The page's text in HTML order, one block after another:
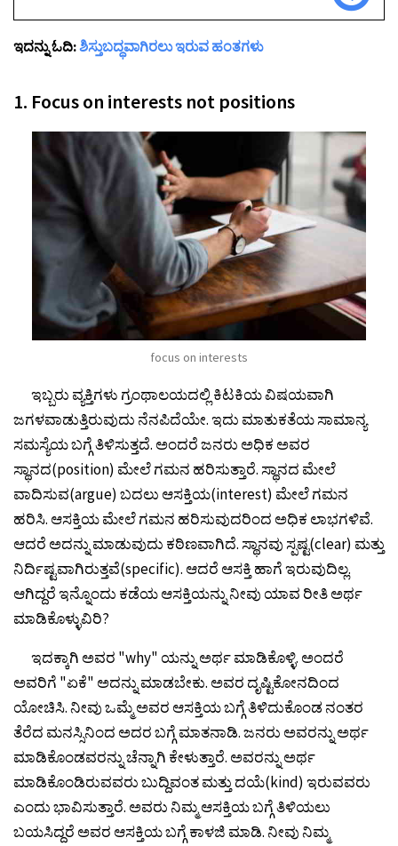
ಇದನ್ನು ಓದಿ:ಶಿಸ್ತುಬದ್ಧವಾಗಿರಲು ಇರುವ ಹಂತಗಳು
1. Focus on interests not positions
focus on interests
ಇಬ್ಬರು ವ್ಯಕ್ತಿಗಳು ಗ್ರಂಥಾಲಯದಲ್ಲಿ ಕಿಟಕಿಯ ವಿಷಯವಾಗಿ
ಜಗಳವಾಡುತ್ತಿರುವುದು ನೆನಪಿದೆಯೇ. ಇದು ಮಾತುಕತೆಯ ಸಾಮಾನ್ಯ
ಸಮಸ್ಯೆಯ ಬಗ್ಗೆ ತಿಳಿಸುತ್ತದೆ. ಅಂದರೆ ಜನರು ಅಧಿಕ ಅವರ
ಸ್ಥಾನದ(position) ಮೇಲೆ ಗಮನ ಹರಿಸುತ್ತಾರೆ. ಸ್ಥಾನದ ಮೇಲೆ
ವಾದಿಸುವ(argue) ಬದಲು ಆಸಕ್ತಿಯ(interest) ಮೇಲೆ ಗಮನ
ಹರಿಸಿ. ಆಸಕ್ತಿಯ ಮೇಲೆ ಗಮನ ಹರಿಸುವುದರಿಂದ ಅಧಿಕ ಲಾಭಗಳಿವೆ.
ಆದರೆ ಅದನ್ನು ಮಾಡುವುದು ಕಠಿಣವಾಗಿದೆ. ಸ್ಥಾನವು ಸ್ಪಷ್ಟ(clear) ಮತ್ತು
ನಿರ್ದಿಷ್ಟವಾಗಿರುತ್ತವೆ(specific). ಆದರೆ ಆಸಕ್ತಿ ಹಾಗೆ ಇರುವುದಿಲ್ಲ.
ಆಗಿದ್ದರೆ ಇನ್ನೊಂದು ಕಡೆಯ ಆಸಕ್ತಿಯನ್ನು ನೀವು ಯಾವ ರೀತಿ ಅರ್ಥ
ಮಾಡಿಕೊಳ್ಳುವಿರಿ?
ಇದಕ್ಕಾಗಿ ಅವರ "why" ಯನ್ನು ಅರ್ಥ ಮಾಡಿಕೊಳ್ಳಿ. ಅಂದರೆ
ಅವರಿಗೆ "ಏಕೆ" ಅದನ್ನು ಮಾಡಬೇಕು. ಅವರ ದೃಷ್ಟಿಕೋನದಿಂದ
ಯೋಚಿಸಿ. ನೀವು ಒಮ್ಮೆ ಅವರ ಆಸಕ್ತಿಯ ಬಗ್ಗೆ ತಿಳಿದುಕೊಂಡ ನಂತರ
ತೆರೆದ ಮನಸ್ಸಿನಿಂದ ಅದರ ಬಗ್ಗೆ ಮಾತನಾಡಿ. ಜನರು ಅವರನ್ನು ಅರ್ಥ
ಮಾಡಿಕೊಂಡವರನ್ನು ಚೆನ್ನಾಗಿ ಕೇಳುತ್ತಾರೆ. ಅವರನ್ನು ಅರ್ಥ
ಮಾಡಿಕೊಂಡಿರುವವರು ಬುದ್ದಿವಂತ ಮತ್ತು ದಯೆ(kind) ಇರುವವರು
ಎಂದು ಭಾವಿಸುತ್ತಾರೆ. ಅವರು ನಿಮ್ಮ ಆಸಕ್ತಿಯ ಬಗ್ಗೆ ತಿಳಿಯಲು
ಬಯಸಿದ್ದರೆ ಅವರ ಆಸಕ್ತಿಯ ಬಗ್ಗೆ ಕಾಳಜಿ ಮಾಡಿ. ನೀವು ನಿಮ್ಮ